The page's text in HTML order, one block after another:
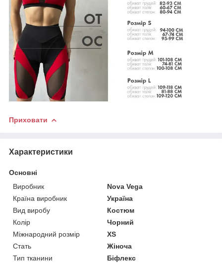
Приховати
Характеристики
Основні
Виробник
Nova Vega
Країна виробник
Україна
Вид виробу
Костюм
Колір
Чорний
Міжнародний розмір
XS
Стать
Жіноча
Тип тканини
Біфлекс